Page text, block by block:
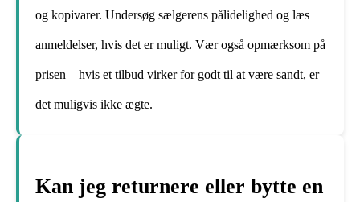
og kopivarer. Undersøg sælgerens pålidelighed og læs
anmeldelser, hvis det er muligt. Vær også opmærksom på
prisen – hvis et tilbud virker for godt til at være sandt, er
det muligvis ikke ægte.
Kan jeg returnere eller bytte en